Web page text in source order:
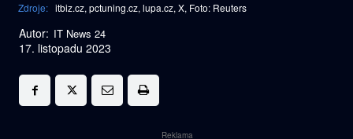
Zdroje: itbiz.cz, pctuning.cz, lupa.cz, X, Foto: Reuters
Autor: IT News 24
17. listopadu 2023
Reklama